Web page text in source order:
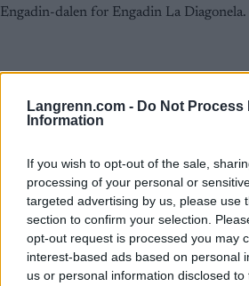
Langrenn.com - Do Not Process
Information
If you wish to opt-out of the sale,
processing of your personal or
targeted advertising by us, please use
section to confirm your selection.
opt-out request is processed you may
interest-based ads based on personal
us or personal information disclosed
Engadin-dalen for Engadin La Diagonela.